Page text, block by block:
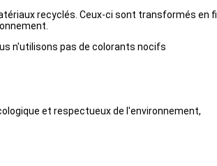
recyclés. Ceux-ci sont transformés en
n'utilisons pas de colorants nocifs
et respectueux de l'environnement,